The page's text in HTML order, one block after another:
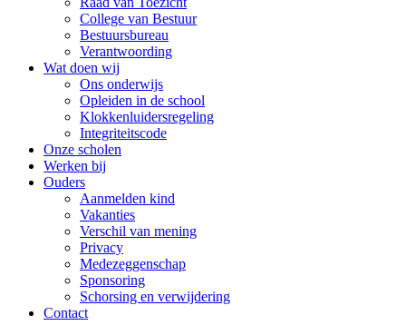
College van Bestuur
Bestuursbureau
Verantwoording
Wat doen wij
Ons onderwijs
Opleiden in de school
Klokkenluidersregeling
Integriteitscode
Onze scholen
Werken bij
Ouders
Aanmelden kind
Vakanties
Verschil van mening
Privacy
Medezeggenschap
Sponsoring
Schorsing en verwijdering
Contact